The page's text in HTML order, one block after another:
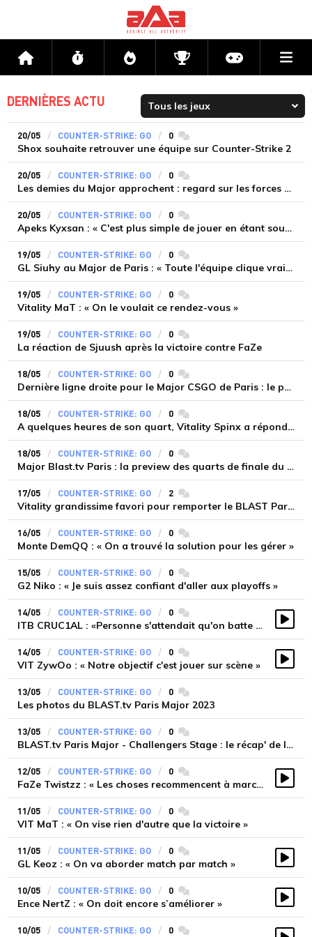
Accueil Flux Directs CompétitionsActu jeux
DERNIÈRES ACTU
20/05 COUNTER-STRIKE: GO 0 commentaires
Shox souhaite retrouver une équipe sur Counter-Strike 2
20/05 COUNTER-STRIKE: GO 0 commentaires
Les demies du Major approchent : regard sur les forces en présence
20/05 COUNTER-STRIKE: GO 0 commentaires
Apeks Kyxsan : « C'est plus simple de jouer en étant sous-estimé »
19/05 COUNTER-STRIKE: GO 0 commentaires
GL Siuhy au Major de Paris : « Toute l'équipe clique vraiment très fort »
19/05 COUNTER-STRIKE: GO 0 commentaires
Vitality MaT : « On le voulait ce rendez-vous »
19/05 COUNTER-STRIKE: GO 0 commentaires
La réaction de Sjuush après la victoire contre FaZe
18/05 COUNTER-STRIKE: GO 0 commentaires
Dernière ligne droite pour le Major CSGO de Paris : le programme du weekend
18/05 COUNTER-STRIKE: GO 0 commentaires
A quelques heures de son quart, Vitality Spinx a répondu à nos questions
18/05 COUNTER-STRIKE: GO 0 commentaires
Major Blast.tv Paris : la preview des quarts de finale du jeudi
17/05 COUNTER-STRIKE: GO 2 commentaires
Vitality grandissime favori pour remporter le BLAST Paris Major 2023
16/05 COUNTER-STRIKE: GO 0 commentaires
Monte DemQQ : « On a trouvé la solution pour les gérer »
15/05 COUNTER-STRIKE: GO 0 commentaires
G2 Niko : « Je suis assez confiant d'aller aux playoffs »
14/05 COUNTER-STRIKE: GO 0 commentaires
ITB CRUC1AL : «Personne s'attendait qu'on batte Faze»
14/05 COUNTER-STRIKE: GO 0 commentaires
VIT ZywOo : « Notre objectif c'est jouer sur scène »
13/05 COUNTER-STRIKE: GO 0 commentaires
Les photos du BLAST.tv Paris Major 2023
13/05 COUNTER-STRIKE: GO 0 commentaires
BLAST.tv Paris Major - Challengers Stage : le récap' de l'étape
12/05 COUNTER-STRIKE: GO 0 commentaires
FaZe Twistzz : « Les choses recommencent à marcher pour nous »
11/05 COUNTER-STRIKE: GO 0 commentaires
VIT MaT : « On vise rien d'autre que la victoire »
11/05 COUNTER-STRIKE: GO 0 commentaires
GL Keoz : « On va aborder match par match »
10/05 COUNTER-STRIKE: GO 0 commentaires
Ence NertZ : « On doit encore s’améliorer »
10/05 COUNTER-STRIKE: GO 0 commentaires